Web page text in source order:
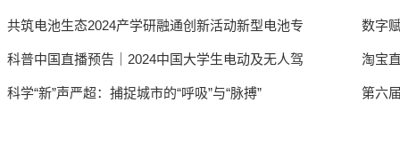
共筑电池生态2024产学研融通创新活动新型电池专 数字
科普中国直播预告｜2024中国大学生电动及无人驾 淘宝
科学“新”声严超：捕捉城市的“呼吸”与“脉搏” 第六